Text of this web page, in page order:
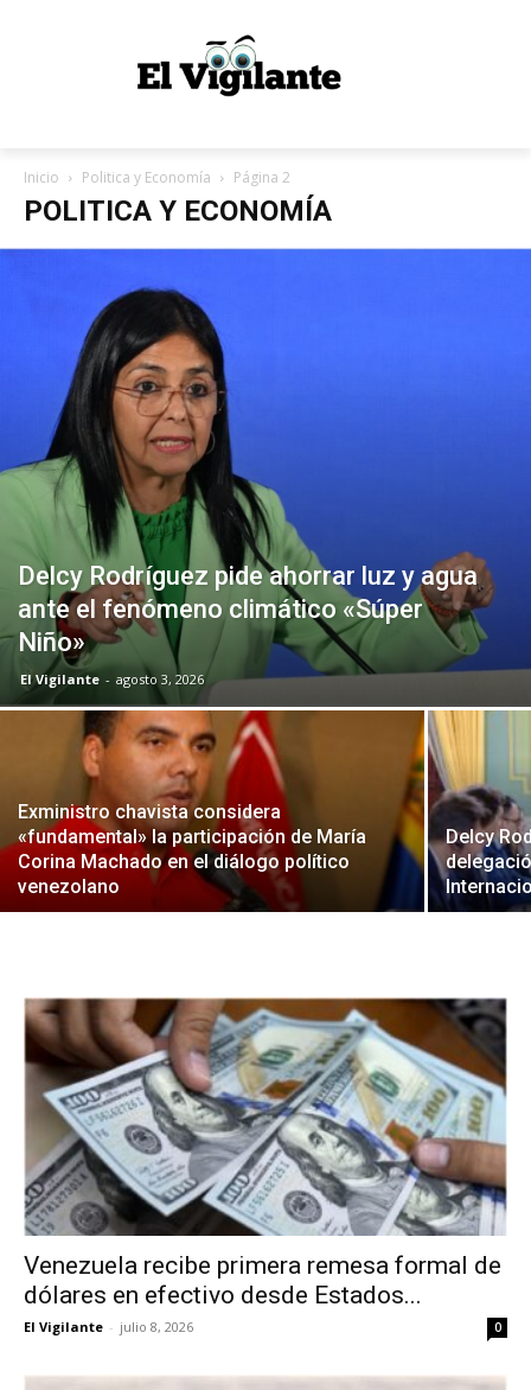
Inicio Politica y Economía Página 2
POLITICA Y ECONOMÍA
Delcy Rodríguez pide ahorrar luz y agua
ante el fenómeno climático «Súper
Niño»
El Vigilante - agosto 3, 2026
Exministro chavista considera
«fundamental» la participación de María
Corina Machado en el diálogo político
venezolano
Delcy
Venezuela recibe primera remesa formal de
dólares en efectivo desde Estados...
El Vigilante - julio 8, 2026 0